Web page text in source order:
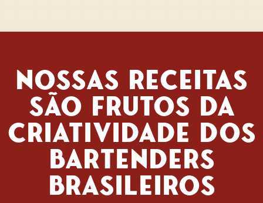
NOSSAS RECEITAS
SÃO FRUTOS DA
CRIATIVIDADE DOS
BARTENDERS
BRASILEIROS